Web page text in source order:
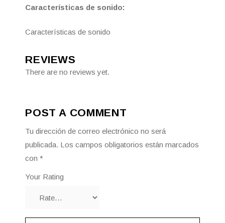
Características de sonido:
Características de sonido
REVIEWS
There are no reviews yet.
POST A COMMENT
Tu dirección de correo electrónico no será
publicada. Los campos obligatorios están marcados
con*
Your Rating